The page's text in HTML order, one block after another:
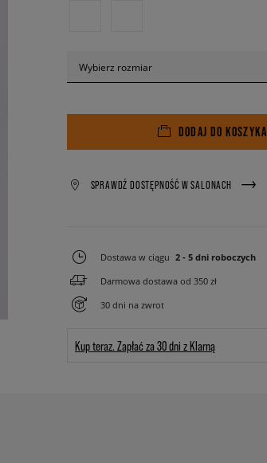
Wybierz rozmiar
DODAJ DO KOSZYKA
SPRAWDŹ DOSTĘPNOŚĆ W SALONACH
Dostawa w ciągu 2 - 5 dni roboczych
Darmowa dostawa od 350 zł
30 dni na zwrot
Kup teraz. Zapłać za 30 dni z Klarną